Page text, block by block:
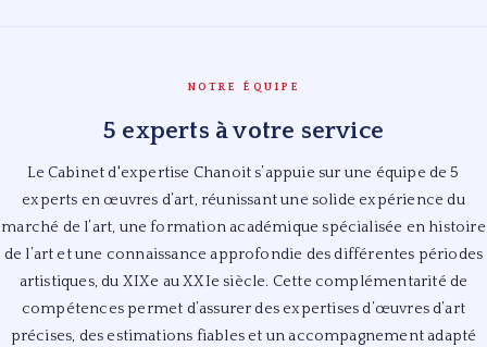
NOTRE ÉQUIPE
5 experts à votre service
Le Cabinet d'expertise Chanoit s’appuie sur une équipe de 5
experts en œuvres d’art, réunissant une solide expérience du
marché de l’art, une formation académique spécialisée en histoire
de l’art et une connaissance approfondie des différentes périodes
artistiques, du XIXe au XXIe siècle. Cette complémentarité de
compétences permet d’assurer des expertises d’œuvres d’art
précises, des estimations fiables et un accompagnement adapté